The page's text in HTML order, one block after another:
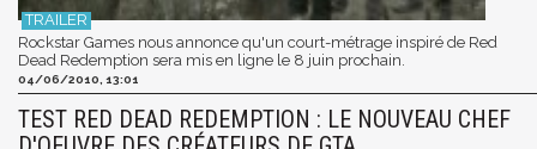
Rockstar Games nous annonce qu'un court-métrage inspiré de Red
Dead Redemption sera mis en ligne le 8 juin prochain.
04/06/2010, 13:01
TEST RED DEAD REDEMPTION : LE NOUVEAU CHEF